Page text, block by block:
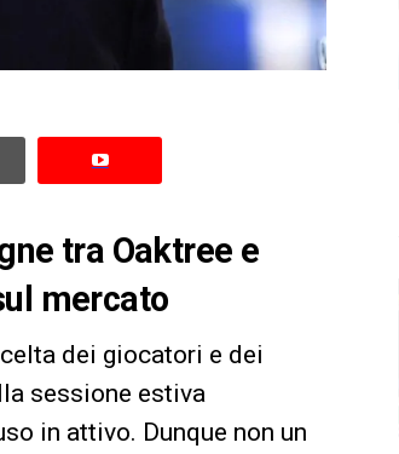
tra Oaktree e
mercato
dei giocatori e dei
sessione estiva
in attivo. Dunque non un